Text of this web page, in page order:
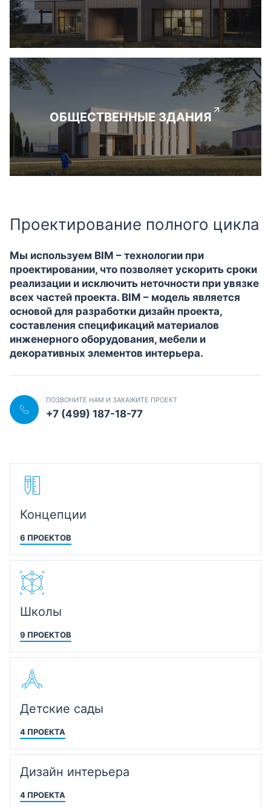
ОБЩЕСТВЕННЫЕ ЗДАНИЯ
Проектирование полного цикла
Мы используем BIM – технологии при
проектировании, что позволяет ускорить сроки
реализации и исключить неточности при увязке
всех частей проекта. BIM – модель является
основой для разработки дизайн проекта,
составления спецификаций материалов
инженерного оборудования, мебели и
декоративных элементов интерьера.
ПОЗВОНИТЕ НАМ И ЗАКАЖИТЕ ПРОЕКТ
+7 (499) 187-18-77
Концепции
6 ПРОЕКТОВ
Школы
9 ПРОЕКТОВ
Детские сады
4 ПРОЕКТА
Дизайн интерьера
4 ПРОЕКТА